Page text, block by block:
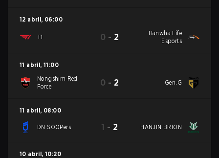
12 abril, 06:00
T1 0 - 2
Hanwha Life
Esports
11 abril, 11:00
Nongshim Red
Force
0 - 2 Gen.G
11 abril, 08:00
DN SOOPers 1 - 2 HANJIN BRION
10 abril, 10:20